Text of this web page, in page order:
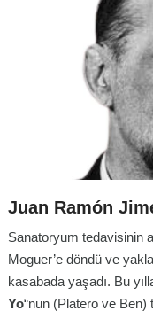
Juan Ramón
Sanatoryum tedavisinin
Moguer’e döndü ve
kasabada yaşadı. Bu
Yo“nun (Platero ve Ben)